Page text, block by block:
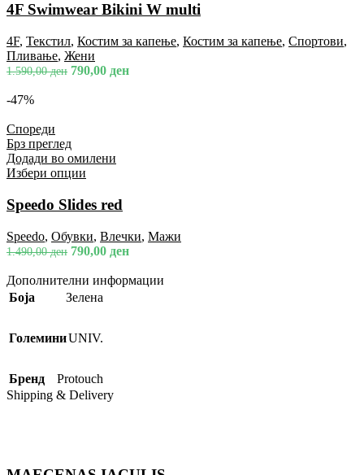
4F Swimwear Bikini W multi
4F, Текстил, Костим за капење, Костим за капење, Спортови,
Пливање, Жени
1.590,00ден 790,00 ден
-47%
Спореди
Брз преглед
Додади во омилени
Избери опции
Speedo Slides red
Speedo, Обувки, Влечки, Мажи
1.490,00ден 790,00 ден
Дополнителни информации
Боја
Зелена
ГолеминиUNIV.
Бренд
Protouch
Shipping & Delivery